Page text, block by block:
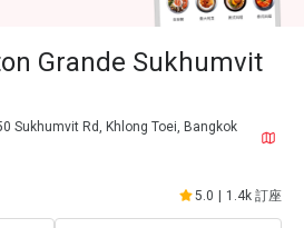
Grande Sukhumvit
Sukhumvit Rd, Khlong Toei, Bangkok
5.0 1.4k 訂座